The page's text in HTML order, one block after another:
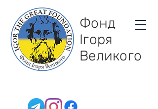
Фонд
Ігоря
Великого